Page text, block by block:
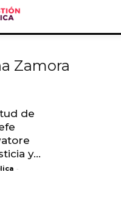
Zamora
de
y...
-